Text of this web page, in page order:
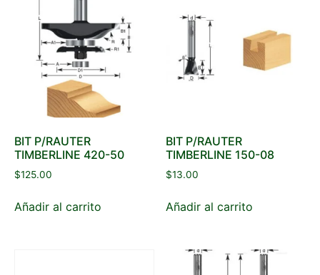
BIT P/RAUTER
TIMBERLINE 420-50
$125.00
Añadir al carrito
BIT P/RAUTER
TIMBERLINE 150-08
$13.00
Añadir al carrito